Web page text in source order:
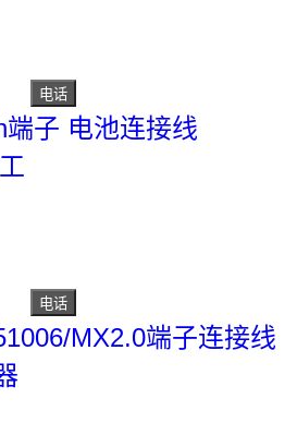
电话
子 电池连接线
电话
MX2.0端子连接线